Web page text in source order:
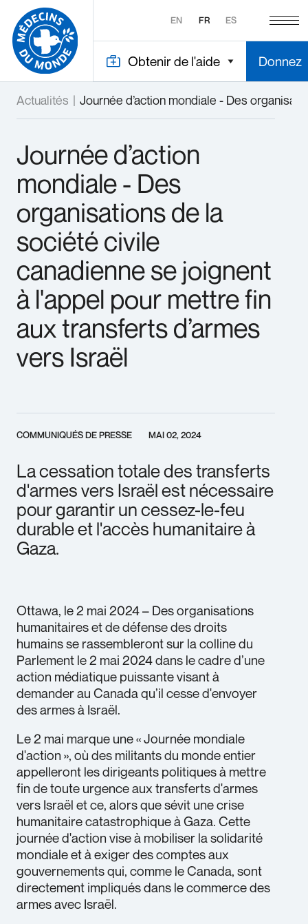
EN FR ES
Obtenir de l'aide Donnez
Actualités | Journée d’action mondiale - Des
Journée d’action
mondiale - Des
organisations de la
société civile
canadienne se joignent
à l'appel pour mettre fin
aux transferts d’armes
vers Israël
COMMUNIQUÉS DE PRESSE MAI 02, 2024
La cessation totale des transferts
d'armes vers Israël est nécessaire
pour garantir un cessez-le-feu
durable et l'accès humanitaire à
Gaza.
Ottawa, le 2 mai 2024 – Des organisations
humanitaires et de défense des droits
humains se rassembleront sur la colline du
Parlement le 2 mai 2024 dans le cadre d’une
action médiatique puissante visant à
demander au Canada qu’il cesse d'envoyer
des armes à Israël.
Le 2 mai marque une « Journée mondiale
d'action », où des militants du monde entier
appelleront les dirigeants politiques à mettre
fin de toute urgence aux transferts d'armes
vers Israël et ce, alors que sévit une crise
humanitaire catastrophique à Gaza. Cette
journée d'action vise à mobiliser la solidarité
mondiale et à exiger des comptes aux
gouvernements qui, comme le Canada, sont
directement impliqués dans le commerce des
armes avec Israël.